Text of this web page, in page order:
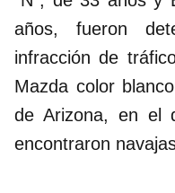
años, fueron
infracción de
Mazda color
de Arizona, en el
encontraron